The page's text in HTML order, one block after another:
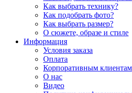
Как выбрать технику?
Как подобрать фото?
Как выбрать размер?
О сюжете, образе и стиле
Информация
Условия заказа
Оплата
Корпоративным клиентам
О нас
Видео